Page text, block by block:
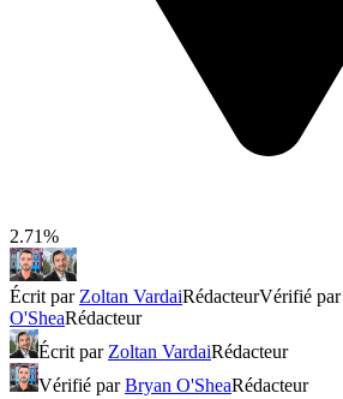
2.71%
Écrit par Zoltan VardaiRédacteurVérifié par
O'SheaRédacteur
Écrit par Zoltan VardaiRédacteur
Vérifié parBryan O'SheaRédacteur